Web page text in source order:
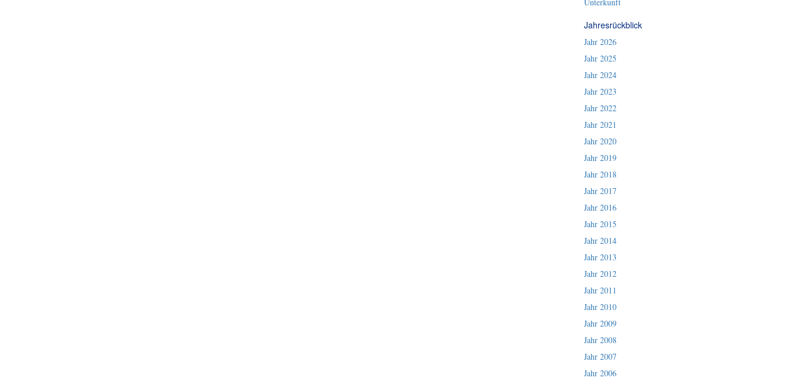
Jahresrückblick
Jahr 2026
Jahr 2025
Jahr 2024
Jahr 2023
Jahr 2022
Jahr 2021
Jahr 2020
Jahr 2019
Jahr 2018
Jahr 2017
Jahr 2016
Jahr 2015
Jahr 2014
Jahr 2013
Jahr 2012
Jahr 2011
Jahr 2010
Jahr 2009
Jahr 2008
Jahr 2007
Jahr 2006